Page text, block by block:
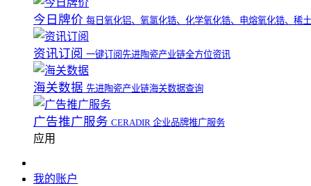
今日牌价 每日氧化铝、氧氯化锆、化学氧化锆、电熔氧化锆、稀
资讯订阅 一键订阅先进陶瓷产业链全方位资讯
海关数据 先进陶瓷产业链海关数据查询
广告推广服务 CERADIR 企业品牌推广服务
应用
我的账户